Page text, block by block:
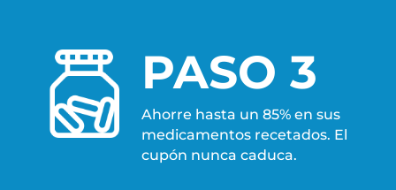
PASO 3
Ahorre hasta un 85% en sus
medicamentos recetados. El
cupón nunca caduca.